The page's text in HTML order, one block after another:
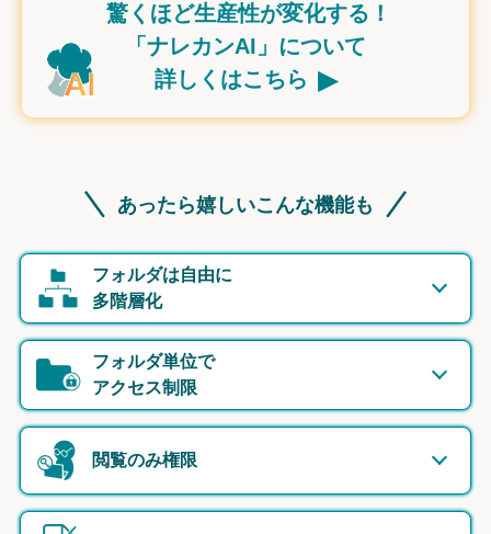
驚くほど生産性が変化する！
「ナレカンAI」について
詳しくはこちら ▸
あったら嬉しいこんな機能も
フォルダは自由に
多階層化
フォルダ単位で
アクセス制限
閲覧のみ権限